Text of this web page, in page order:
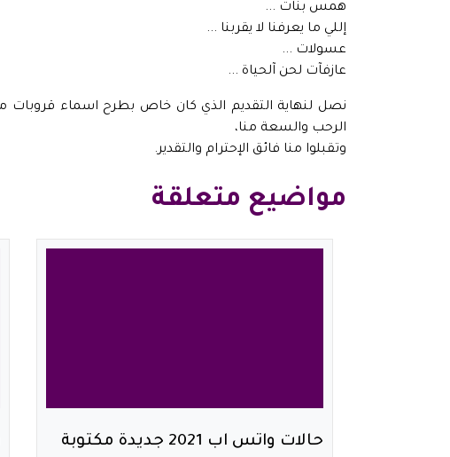
همس بنآت ...
إللي ما يعرفنا لا يقربنا ...
عسولات ...
عازفآت لحن آلحياة ...
الرحب والسعة منا،
وتقبلوا منا فائق الإحترام والتقدير.
مواضيع متعلقة
حالات واتس اب 2021 جديدة مكتوبة